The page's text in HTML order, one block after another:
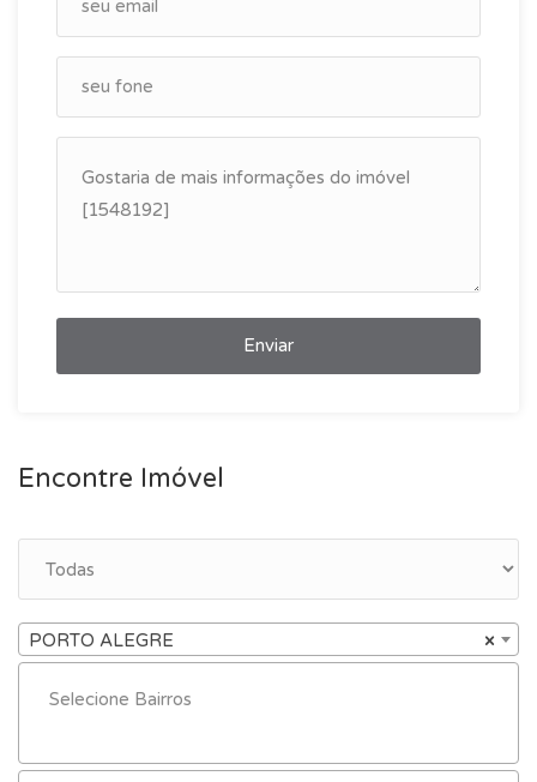
Enviar
Encontre Imóvel
×
PORTO ALEGRE